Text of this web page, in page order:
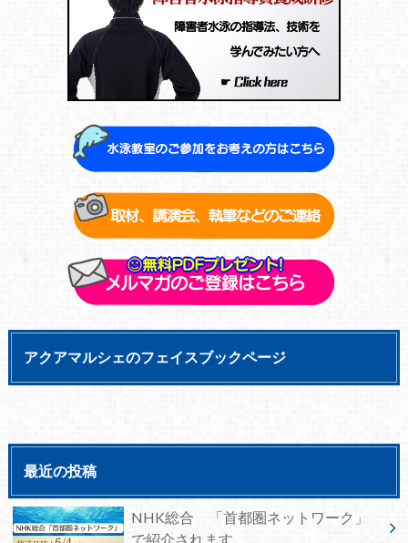
アクアマルシェのフェイスブックページ
最近の投稿
NHK総合 「首都圏ネットワーク」
で紹介されます